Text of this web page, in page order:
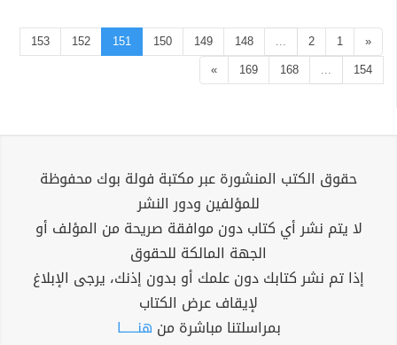
«
1
2
...
148
149
150
151
152
153
154
...
168
169
»
حقوق الكتب المنشورة عبر مكتبة فولة بوك محفوظة
للمؤلفين ودور النشر
لا يتم نشر أي كتاب دون موافقة صريحة من المؤلف أو
الجهة المالكة للحقوق
إذا تم نشر كتابك دون علمك أو بدون إذنك، يرجى الإبلاغ
لإيقاف عرض الكتاب
بمراسلتنا مباشرة من هنــــــا